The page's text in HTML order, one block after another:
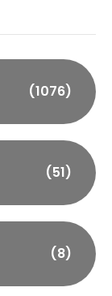
(1076)
(51)
(8)